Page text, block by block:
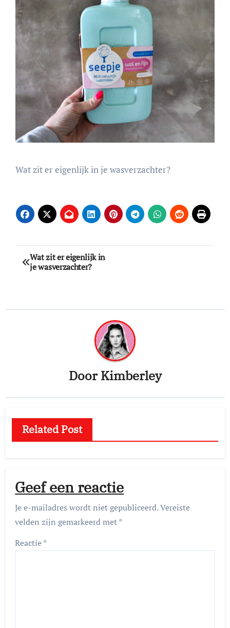
Wat zit er eigenlijk in je wasverzachter?
Bericht
navigatie
Wat zit er eigenlijk in
je wasverzachter?
DoorKimberley
Related Post
Geef een reactie
Je e-mailadres wordt niet gepubliceerd.Vereiste
velden zijn gemarkeerd met*
Reactie*